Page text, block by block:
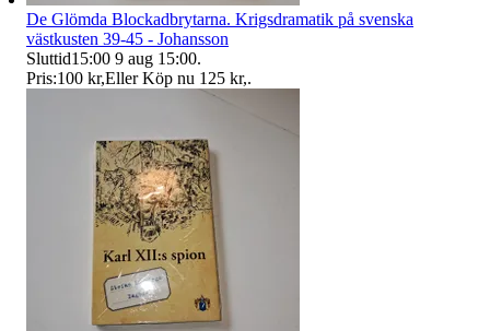
De Glömda Blockadbrytarna. Krigsdramatik på svenska
västkusten 39-45 - Johansson
Sluttid15:00 9 aug 15:00.
Pris:100 kr,Eller Köp nu 125 kr,.